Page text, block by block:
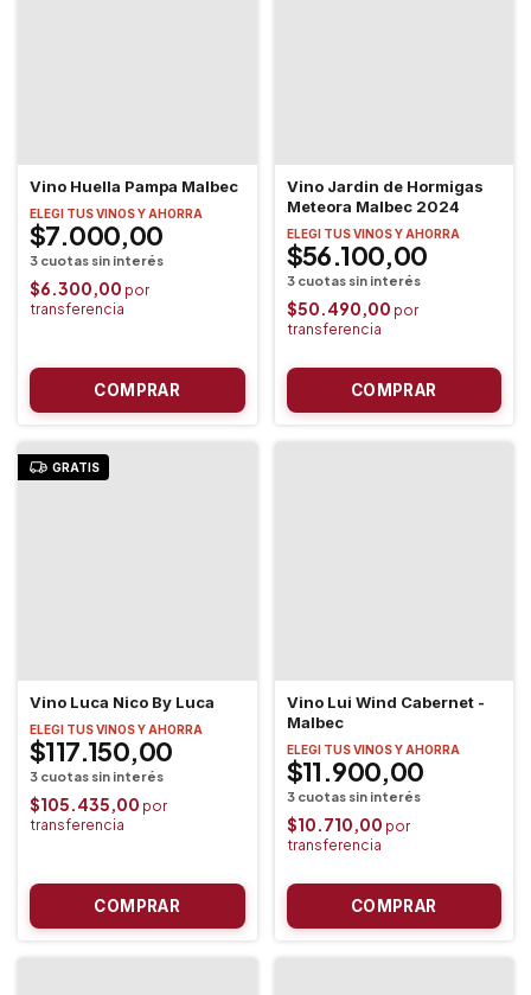
Vino Huella Pampa Malbec
ELEGI TUS VINOS Y AHORRA
$7.000,00
$6.300,00
Vino Jardin de Hormigas
Meteora Malbec 2024
ELEGI TUS VINOS Y AHORRA
$56.100,00
$50.490,00
GRATIS
Vino Luca Nico By Luca
ELEGI TUS VINOS Y AHORRA
$117.150,00
$105.435,00
Vino Lui Wind Cabernet -
Malbec
ELEGI TUS VINOS Y AHORRA
$11.900,00
$10.710,00